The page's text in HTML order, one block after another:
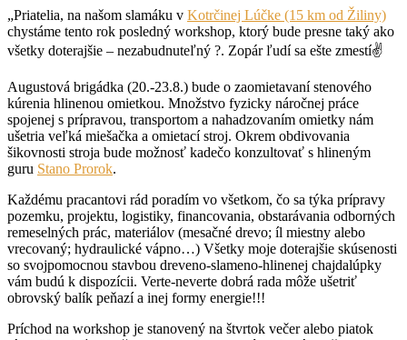
„Priatelia, na našom slamáku v Kotrčinej Lúčke (15 km od Žiliny)
chystáme tento rok posledný workshop, ktorý bude presne taký ako
všetky doterajšie – nezabudnuteľný ?. Zopár ľudí sa ešte zmestí✌️
Augustová brigádka (20.-23.8.) bude o zaomietavaní stenového
kúrenia hlinenou omietkou. Množstvo fyzicky náročnej práce
spojenej s prípravou, transportom a nahadzovaním omietky nám
ušetria veľká miešačka a omietací stroj. Okrem obdivovania
šikovnosti stroja bude možnosť kadečo konzultovať s hlineným
guru Stano Prorok.
Každému pracantovi rád poradím vo všetkom, čo sa týka prípravy
pozemku, projektu, logistiky, financovania, obstarávania odborných
remeselných prác, materiálov (mesačné drevo; íl miestny alebo
vrecovaný; hydraulické vápno…) Všetky moje doterajšie skúsenosti
so svojpomocnou stavbou dreveno-slameno-hlinenej chajdalúpky
vám budú k dispozícii. Verte-neverte dobrá rada môže ušetriť
obrovský balík peňazí a inej formy energie!!!
Príchod na workshop je stanovený na štvrtok večer alebo piatok